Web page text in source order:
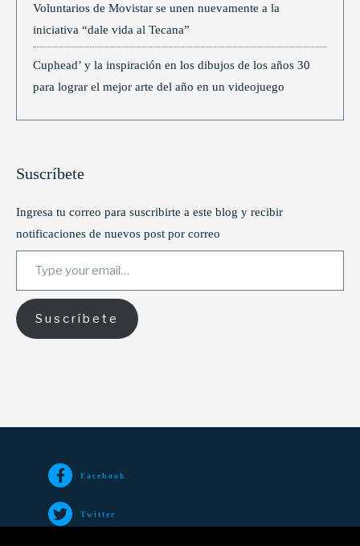
Voluntarios de Movistar se unen nuevamente a la
iniciativa “dale vida al Tecana”
Cuphead’ y la inspiración en los dibujos de los años 30
para lograr el mejor arte del año en un videojuego
Suscríbete
Ingresa tu correo para suscribirte a este blog y recibir
notificaciones de nuevos post por correo
Type your email…
Suscríbete
Facebook
Twitter